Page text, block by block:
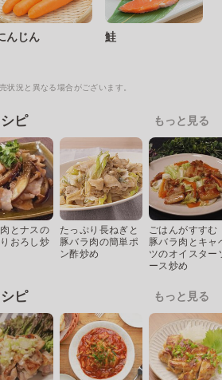
んじん 鮭
状況と異なる場合がございます。
ピ もっと見る
とナスの
おろし炒
たっぷり長ねぎと
豚バラ肉の簡単ポ
ン酢炒め
ごはんがすすむ
豚バラ肉とキャ
ツのオイスター
ース炒め
ピ もっと見る